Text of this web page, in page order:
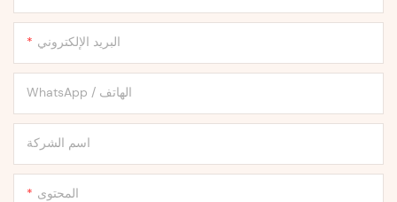
البريد الإلكتروني
WhatsApp / الهاتف
اسم الشركة
المحتوى